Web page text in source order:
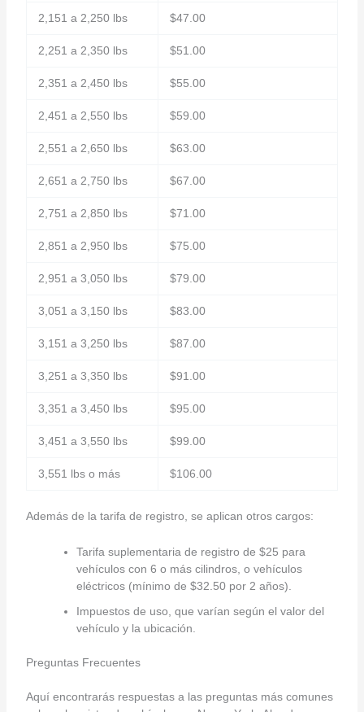
2,151 a 2,250 lbs $47.00
2,251 a 2,350 lbs $51.00
2,351 a 2,450 lbs $55.00
2,451 a 2,550 lbs $59.00
2,551 a 2,650 lbs $63.00
2,651 a 2,750 lbs $67.00
2,751 a 2,850 lbs $71.00
2,851 a 2,950 lbs $75.00
2,951 a 3,050 lbs $79.00
3,051 a 3,150 lbs $83.00
3,151 a 3,250 lbs $87.00
3,251 a 3,350 lbs $91.00
3,351 a 3,450 lbs $95.00
3,451 a 3,550 lbs $99.00
3,551 lbs o más $106.00
Además de la tarifa de registro, se aplican otros cargos:
Tarifa suplementaria de registro de $25 para
vehículos con 6 o más cilindros, o vehículos
eléctricos (mínimo de $32.50 por 2 años).
Impuestos de uso, que varían según el valor del
vehículo y la ubicación.
Preguntas Frecuentes
Aquí encontrarás respuestas a las preguntas más comunes